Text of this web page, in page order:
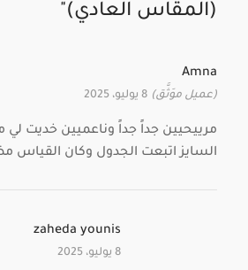
(المقاس العادي)
Amna
(عميل موَثَّق) 8 يوليو، 2025
مرييحيين جداً جداً وناعميين خديت
السايز اتبعت الجدول وكان القياس
zaheda younis
8 يوليو، 2025